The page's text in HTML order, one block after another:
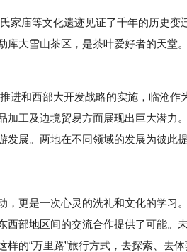
家庙等文化遗迹见证了千年的历史变
大雪山茶区，是茶叶爱好者的天堂
进和西部大开发战略的实施，临沧作
工及边境贸易方面展现出巨大潜力
展。两地在不同领域的发展为彼此
，更是一次心灵的洗礼和文化的学习
部地区间的交流合作提供了可能。
的“万里路”旅行方式，去探索、去